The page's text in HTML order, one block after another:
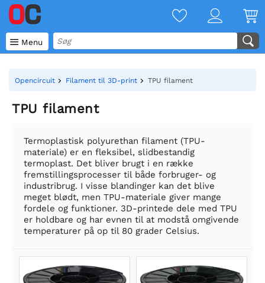
 Menu
Opencircuit Filament til 3D-print TPU filament
TPU filament
Termoplastisk polyurethan filament (TPU-
materiale) er en fleksibel, slidbestandig
termoplast. Det bliver brugt i en række
fremstillingsprocesser til både forbruger- og
industribrug. I visse blandinger kan det blive
meget blødt, men TPU-materiale giver mange
fordele og funktioner. 3D-printede dele med TPU
er holdbare og har evnen til at modstå omgivende
temperaturer på op til 80 grader Celsius.